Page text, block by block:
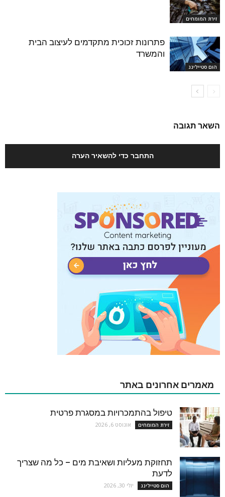
זירת המומחים
הום סטיילינג
פתרונות זכוכית מתקדמים לעיצוב הבית
והמשרד
השאר תגובה
התחבר כדי להשאיר הערה
מאמרים אחרונים באתר
טיפול בהתמכרויות במסגרת פרטית
זירת המומחים אוגוסט 6, 2026
תחזוקת מעליות ושאיבת מים – כל מה שצריך
לדעת
הום סטיילינג יולי 30, 2026